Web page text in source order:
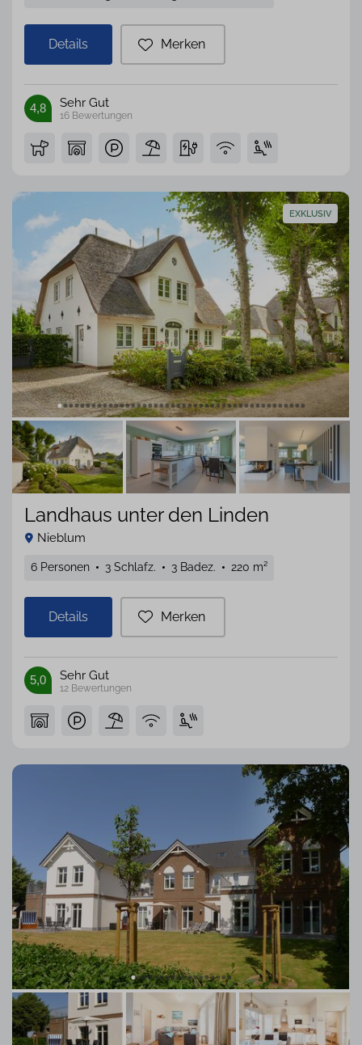
Details Merken
16 Bewertungen
4,8 Sehr Gut
Landhaus unter den Linden
EXKLUSIV
Nieblum
6 Personen 3 Schlafz. 3 Badez. 220 m²
Details Merken
12 Bewertungen
5,0 Sehr Gut